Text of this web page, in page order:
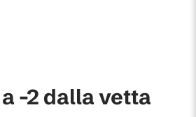
-2 dalla vetta